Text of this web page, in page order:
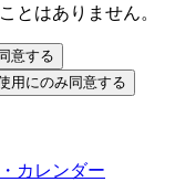
とはありません。
意する
用にのみ同意する
カレンダー